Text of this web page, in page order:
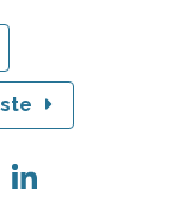
LinkedIn.